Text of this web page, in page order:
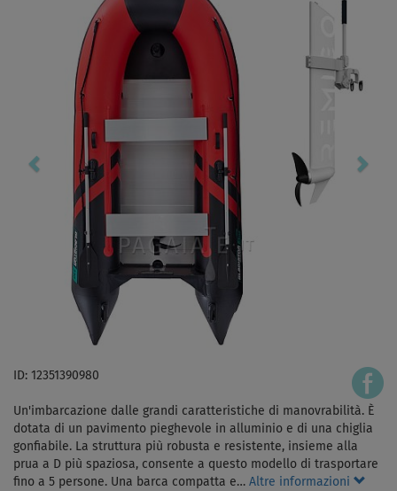
ID: 12351390980
Un'imbarcazione dalle grandi caratteristiche di manovrabilità. È
dotata di un pavimento pieghevole in alluminio e di una chiglia
gonfiabile. La struttura più robusta e resistente, insieme alla
prua a D più spaziosa, consente a questo modello di trasportare
fino a 5 persone. Una barca compatta e… Altre informazioni